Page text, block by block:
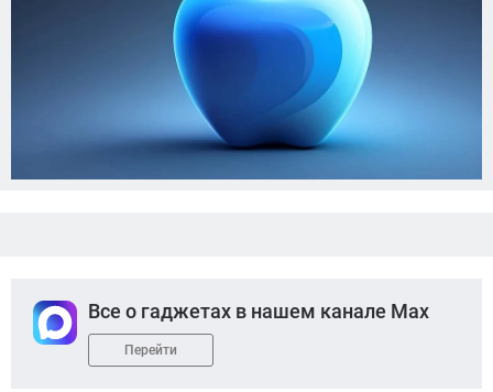
Все о гаджетах в нашем канале Max
Перейти